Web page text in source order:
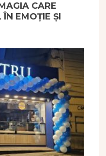
CARE
EMOȚIE ȘI